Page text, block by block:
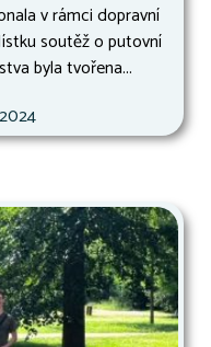
v rámci dopravní
soutěž o putovní
byla tvořena...